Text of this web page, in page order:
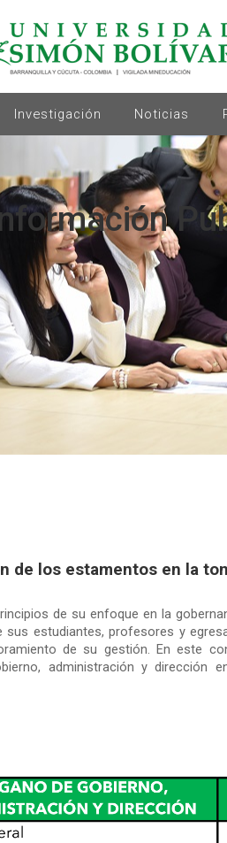
Investigación Noticias
de los estamentos en la
de su enfoque en la
sus estudiantes, profesores y
de su gestión. En este
administración y dirección